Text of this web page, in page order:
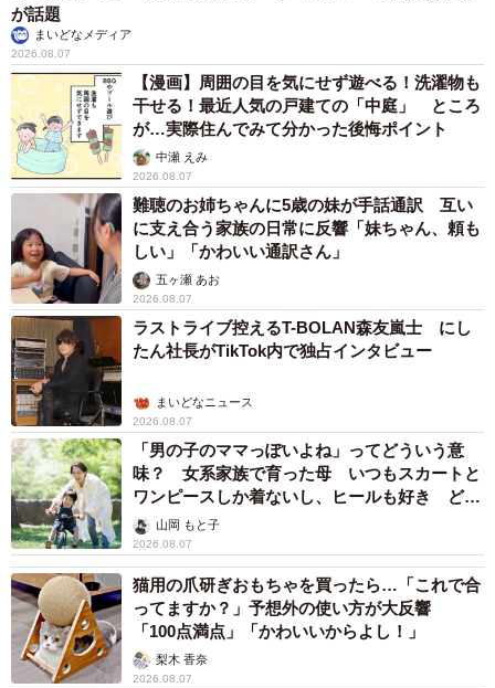
が話題
まいどなメディア
2026.08.07
【漫画】周囲の目を気にせず遊べる！洗濯物も
干せる！最近人気の戸建ての「中庭」 ところ
が…実際住んでみて分かった後悔ポイント
中瀬 えみ
2026.08.07
難聴のお姉ちゃんに5歳の妹が手話通訳 互い
に支え合う家族の日常に反響「妹ちゃん、頼も
しい」「かわいい通訳さん」
五ヶ瀬 あお
2026.08.07
ラストライブ控えるT-BOLAN森友嵐士 にし
たん社長がTikTok内で独占インタビュー
まいどなニュース
2026.08.07
「男の子のママっぽいよね」ってどういう意
味？ 女系家族で育った母 いつもスカートと
ワンピースしか着ないし、ヒールも好き どの
へんが…
山岡 もと子
2026.08.07
猫用の爪研ぎおもちゃを買ったら…「これで合
ってますか？」予想外の使い方が大反響
「100点満点」「かわいいからよし！」
梨木 香奈
2026.08.07